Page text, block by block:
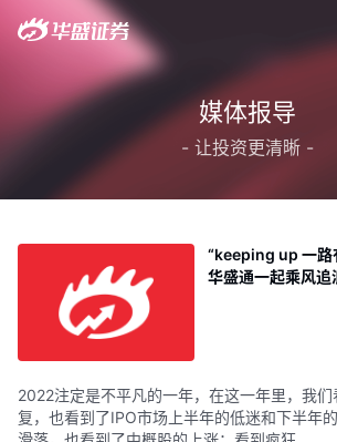
要闻
快讯
美股
港股
新股
加密货币
华盛APls
低时延极速交易系统
媒体报导
- 让投资更清晰 -
“keeping up 一路
华盛通一起乘风追
2022注定是不平凡的一年，在这一年里，我们
复，也看到了IPO市场上半年的低迷和下半年